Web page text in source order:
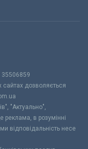
сайтах дозволяється
"Актуально",
реклама, в розумінні
відповідальність несе